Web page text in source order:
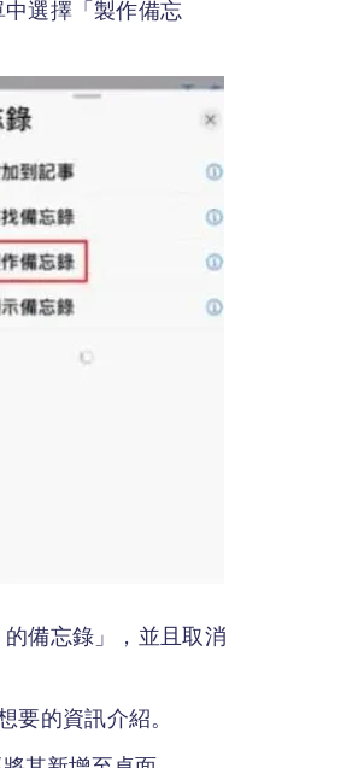
選擇「製作備忘
備忘錄」，並且取消
要的資訊介紹。